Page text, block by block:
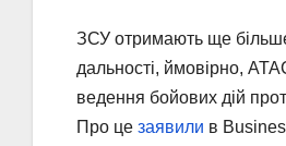
ЗСУ отримають ще
дальності, ймовірно,
ведення бойових дій
Про це заявили в